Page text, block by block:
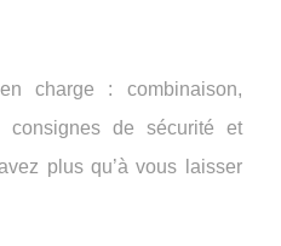
charge : combinaison,
consignes de sécurité et
plus qu’à vous laisser